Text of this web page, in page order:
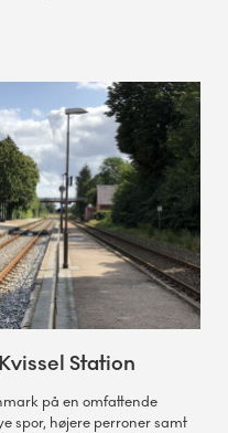
Station
på en omfattende
spor, højere perroner samt